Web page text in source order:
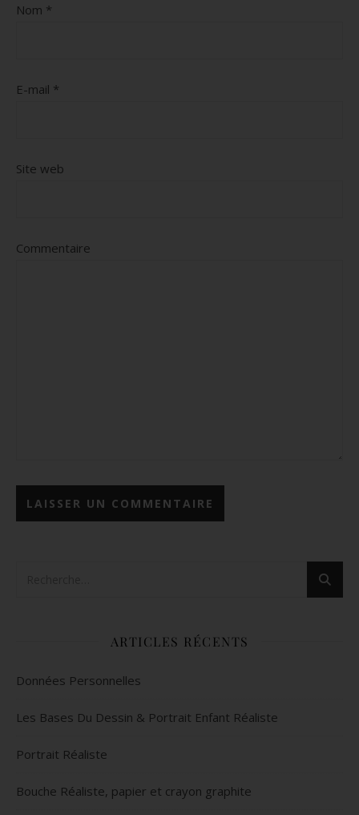
Nom *
E-mail *
Site web
Commentaire
ARTICLES RÉCENTS
Données Personnelles
Les Bases Du Dessin & Portrait Enfant Réaliste
Portrait Réaliste
Bouche Réaliste, papier et crayon graphite